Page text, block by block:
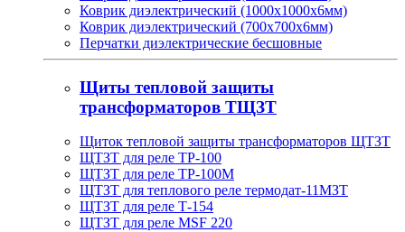
Коврик диэлектрический (1000х1000х6мм)
Коврик диэлектрический (700х700х6мм)
Перчатки диэлектрические бесшовные
Щиты тепловой защиты
трансформаторов ТЩЗТ
Щиток тепловой защиты трансформаторов ЩТЗТ
ЩТЗТ для реле ТР-100
ЩТЗТ для реле ТР-100М
ЩТЗТ для теплового реле термодат-11МЗТ
ЩТЗТ для реле Т-154
ЩТЗТ для реле MSF 220